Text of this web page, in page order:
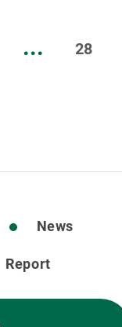
... 28
News
Report